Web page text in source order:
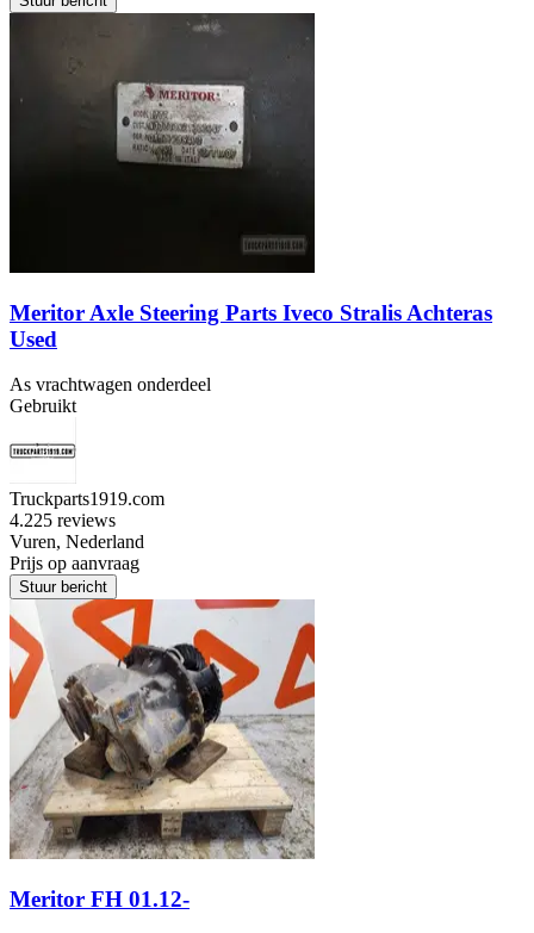
Meritor Axle Steering Parts Iveco Stralis Achteras
Used
As vrachtwagen onderdeel
Gebruikt
Truckparts1919.com
4.225 reviews
Vuren, Nederland
Prijs op aanvraag
Stuur bericht
Meritor FH 01.12-